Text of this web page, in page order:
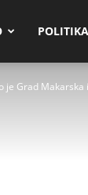
POLITIKA
je Grad